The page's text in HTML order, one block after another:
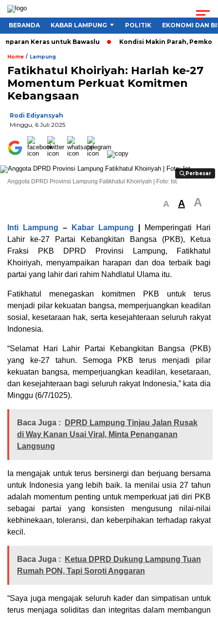
BERANDA KABAR LAMPUNG POLITIK EKONOMI DAN
Keras untuk Bawaslu Kondisi Makin Parah, Pemkot
Home / Lampung
Fatikhatul Khoiriyah: Harlah ke-27
Momentum Perkuat Komitmen
Kebangsaan
Rodi Ediyansyah
Minggu, 6 Juli 2025
Perbesar
Perbesar
Anggota DPRD Provinsi Lampung Fatikhatul Khoiriyah | Foto: Ist.
A A A
Inti Lampung – Kabar Lampung
Memperingati Hari
Lahir ke-27 Partai Kebangkitan Bangsa (PKB), Ketua
Fraksi PKB DPRD Provinsi Lampung, Fatikhatul
Khoiriyah, menyampaikan harapan dan doa terbaik bagi
partai yang lahir dari rahim Nahdlatul Ulama itu.
Fatikhatul menegaskan komitmen PKB untuk terus
menjadi pilar kekuatan bangsa, memperjuangkan keadilan
sosial, kesetaraan hak, serta kesejahteraan seluruh rakyat
Indonesia.
“Selamat Hari Lahir Partai Kebangkitan Bangsa (PKB)
yang ke-27 tahun. Semoga PKB terus menjadi pilar
kekuatan bangsa, memperjuangkan keadilan, kesetaraan,
dan kesejahteraan bagi seluruh rakyat Indonesia,” kata dia
Minggu (6/7/1025).
Baca Juga :
DPRD Lampung Tinjau Jalan Rusak
di Way Kanan Usai Viral, Minta Penanganan
Langsung
Ia mengajak untuk terus bersinergi dan berjuang bersama
untuk Indonesia yang lebih baik. Ia menilai usia 27 tahun
adalah momentum penting untuk memperkuat jati diri PKB
sebagai partai yang konsisten mengusung nilai-nilai
kebhinekaan, toleransi, dan keberpihakan terhadap rakyat
kecil.
Baca Juga :
Ketua DPRD Dukung Lampung Tuan
Rumah PON, Tapi Soroti Anggaran
“Saya juga mengajak seluruh kader dan simpatisan untuk
terus menjaga soliditas dan integritas dalam membangun